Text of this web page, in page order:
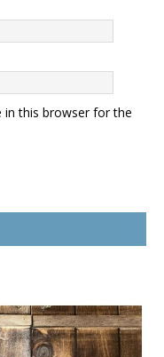
in this browser for the